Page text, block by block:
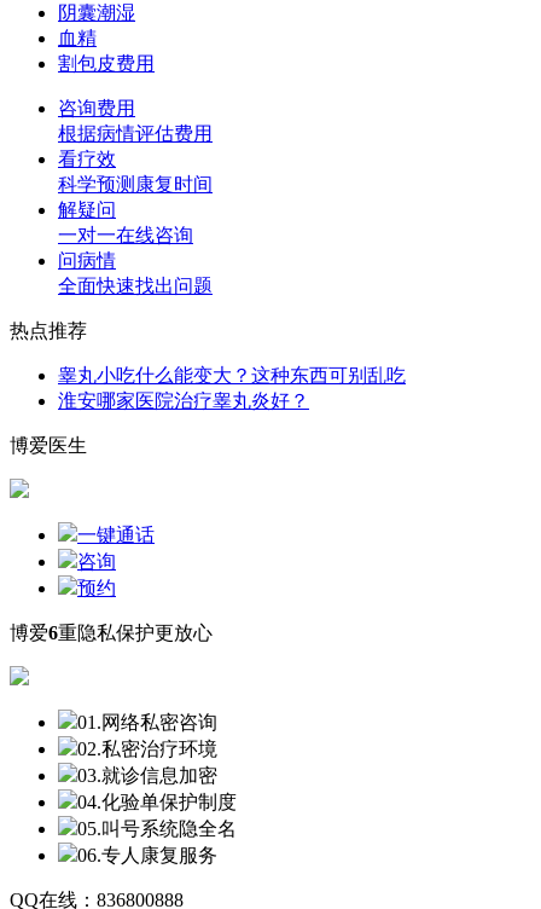
阴囊潮湿
血精
割包皮费用
咨询费用
根据病情评估费用
看疗效
科学预测康复时间
解疑问
一对一在线咨询
问病情
全面快速找出问题
热点推荐
睾丸小吃什么能变大？这种东西可别乱吃
淮安哪家医院治疗睾丸炎好？
博爱医生
一键通话
咨询
预约
博爱6重隐私保护更放心
01.网络私密咨询
02.私密治疗环境
03.就诊信息加密
04.化验单保护制度
05.叫号系统隐全名
06.专人康复服务
QQ在线：836800888